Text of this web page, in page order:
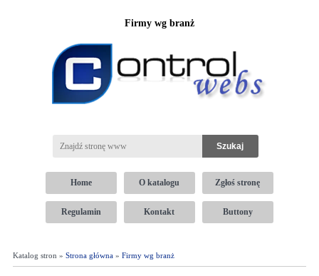
Firmy wg branż
Home O katalogu Zgłoś stronę
Regulamin Kontakt Buttony
Katalog stron » Strona główna» Firmy wg branż